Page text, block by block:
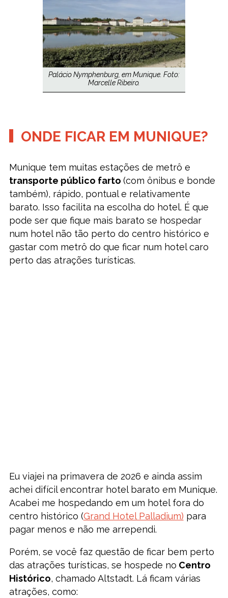
Palácio Nymphenburg, em Munique. Foto:
Marcelle Ribeiro.
ONDE FICAR EM MUNIQUE?
Munique tem muitas estações de metrô e
transporte público farto (com ônibus e bonde
também), rápido, pontual e relativamente
barato. Isso facilita na escolha do hotel. É que
pode ser que fique mais barato se hospedar
num hotel não tão perto do centro histórico e
gastar com metrô do que ficar num hotel caro
perto das atrações turísticas.
Eu viajei na primavera de 2026 e ainda assim
achei difícil encontrar hotel barato em Munique.
Acabei me hospedando em um hotel fora do
centro histórico (Grand Hotel Palladium) para
pagar menos e não me arrependi.
Porém, se você faz questão de ficar bem perto
das atrações turísticas, se hospede no Centro
Histórico, chamado Altstadt. Lá ficam várias
atrações, como: